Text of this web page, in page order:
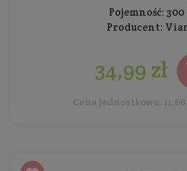
Pojemność:
Producent:
34,99 zł
Cena jednostkowa: 11,66